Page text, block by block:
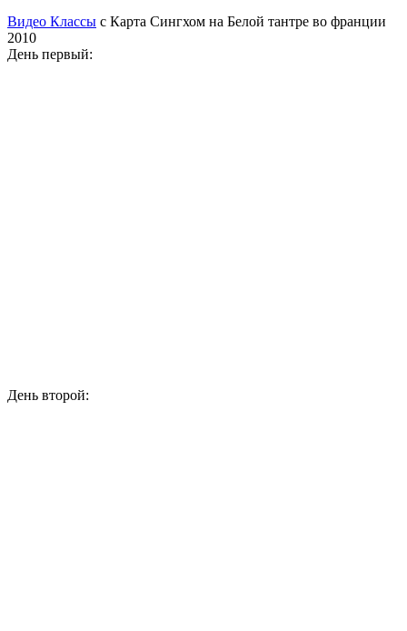
Видео Классы с Карта Сингхом на Белой тантре во франции
2010
День первый:
День второй: